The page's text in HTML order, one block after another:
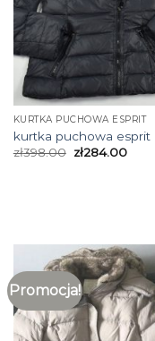
KURTKA PUCHOWA ESPRIT
kurtka puchowa esprit
zł398.00 zł284.00
Promocja!